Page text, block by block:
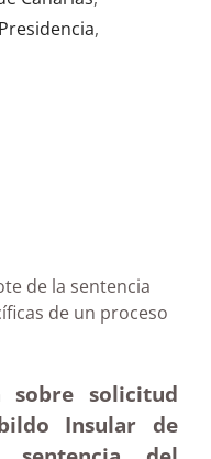
Presidencia,
de la sentencia
de un proceso
sobre solicitud
Insular de